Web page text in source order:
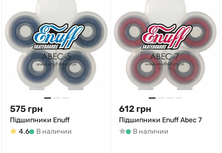
575 грн
Підшипники Enuff
4.6
В наличии
612 грн
Підшипники Enuff Abec 7
В наличии